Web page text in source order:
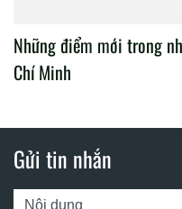
Những điểm mới trong
Chí Minh
Gửi tin nhắn